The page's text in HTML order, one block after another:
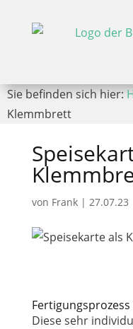
Sie befinden sich hier:
Klemmbrett
von Frank| 27.07.23
Diese sehr